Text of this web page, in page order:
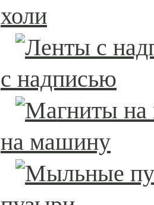
холи
с надписью
на машину